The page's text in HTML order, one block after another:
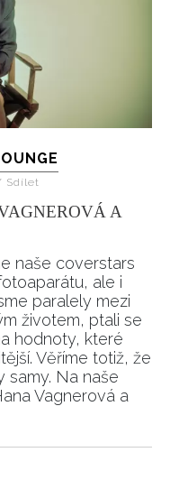
Sdílet
A
naše coverstars
ale i
paralely mezi
životem, ptali se
hodnoty, které
Věříme totiž, že
samy. Na naše
Vagnerová a